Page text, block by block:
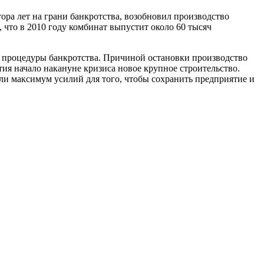
лет на грани банкротства, возобновил производство
в 2010 году комбинат выпустит около 60 тысяч
банкротства. Причиной остановки производство
начало накануне кризиса новое крупное строительство.
максимум усилий для того, чтобы сохранить предприятие и